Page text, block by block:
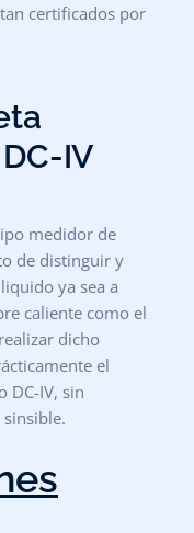
certificados por
IV
medidor de
de distinguir y
ya sea a
caliente como el
realizar dicho
el
DC-IV, sin
sinsible.